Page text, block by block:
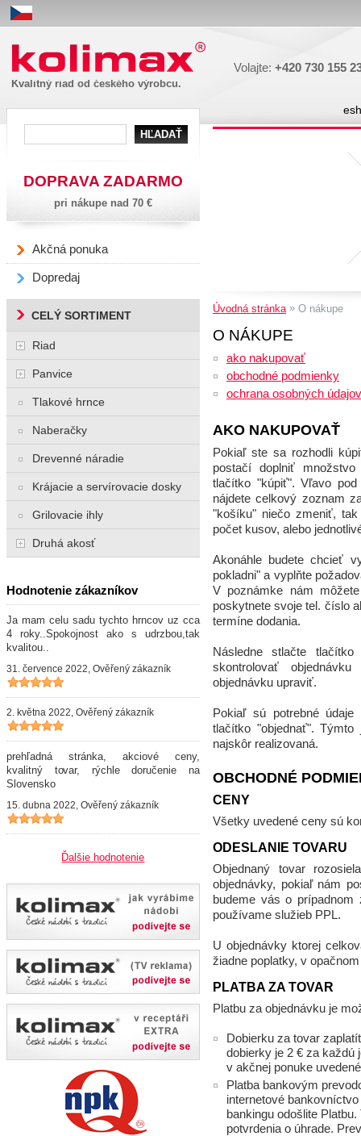
Kolimax
Úvodná stránka » O nákupe
O NÁKUPE
ako nakupovať
obchodné podmienky
ochrana osobných údajov
AKO NAKUPOVAŤ
Pokiaľ ste sa rozhodli
postačí doplniť
tlačítko "kúpiť". Vľavo
nájdete celkový zoznam
"košíku" niečo zmeniť,
počet kusov, alebo
Akonáhle budete chcieť
pokladni" a vyplňte
V poznámke nám
poskytnete svoje tel. číslo
termíne dodania.
Následne stlačte
skontrolovať
objednávku upraviť.
Pokiaľ sú potrebné
tlačítko "objednať".
najskôr realizovaná.
OBCHODNÉ
CENY
Všetky uvedené ceny sú
ODESLANIE TOVARU
Objednaný tovar
objednávky, pokiaľ nám
budeme vás o prípadnom
používame služieb PPL.
U objednávky ktorej
žiadne poplatky, v
PLATBA ZA TOVAR
Platbu za objednávku je
Dobierku za tovar
dobierky je 2 € za každú
v akčnej ponuke
Platba bankovým
internetové
bankingu odošlite
potvrdenia o úhrade.
DOPRAVA ZADARMO
pri nákupe nad 70 €
Akčná ponuka
Dopredaj
CELÝ SORTIMENT
Riad
Panvice
Tlakové hrnce
Naberačky
Drevenné náradie
Krájacie a servírovacie dosky
Grilovacie ihly
Druhá akosť
Hodnotenie zákazníkov
Ja mam celu sadu tychto hrncov uz cca
4 roky..Spokojnost ako s udrzbou,tak
kvalitou..
31. července 2022, Ověřený zákazník
2. května 2022, Ověřený zákazník
prehľadná stránka, akciové ceny,
kvalitný tovar, rýchle doručenie na
Slovensko
15. dubna 2022, Ověřený zákazník
Ďalšie hodnotenie
Kvalitný riad od českého výrobcu.
Volajte: +420 730 155